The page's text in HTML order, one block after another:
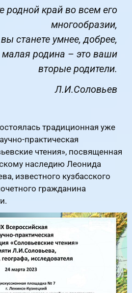
родной край во всем его
многообразии,
станете умнее, добрее,
малая родина – это ваши
вторые родители.
Л.И.Соловьев
традиционная уже
практическая
чтения», посвященная
наследию Леонида
известного кузбасского
гражданина